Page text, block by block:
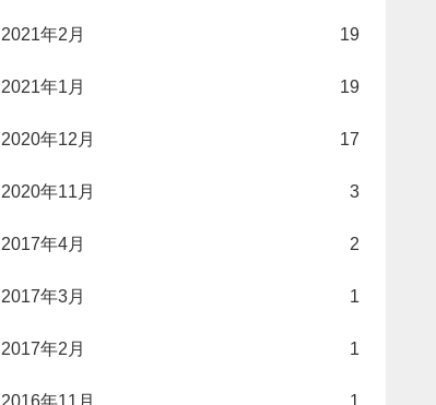
2021年2月 19
2021年1月 19
2020年12月 17
2020年11月 3
2017年4月 2
2017年3月 1
2017年2月 1